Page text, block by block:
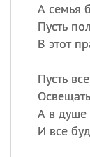
А семья
Пусть
В этот
Пусть
А в душе
И все